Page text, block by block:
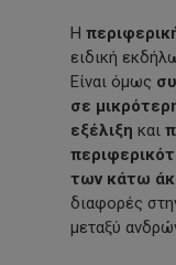
Η
ειδική
Είναι όμως
σε
εξέλιξη και
των κάτω
διαφορές
μεταξύ